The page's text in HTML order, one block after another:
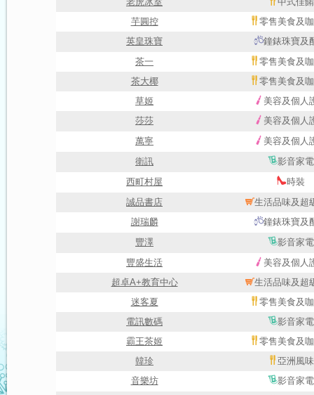
芋圓控
零售美食及
英皇珠寶
鐘錶珠寶及
茶一
零售美食及
茶大椰
零售美食及
草姬
美容及個人
莎莎
美容及個人
萬寧
美容及個人
衛訊
影音家電
西町村屋
時裝
誠品書店
生活品味及超
謝瑞麟
鐘錶珠寶及
豐澤
影音家電
豐盛生活
美容及個人
超卓A+教育中心
生活品味及超
迷客夏
零售美食及
電訊數碼
影音家電
霸王茶姬
零售美食及
韓珍
亞洲風味
音樂坊
影音家電